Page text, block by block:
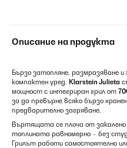
Описание на продукта
Бързо затопляне, размразяване
компактен уред. Klarstein Julieta
мощност с интегриран грил от
за да превърне всяко бързо
предварително загряване.
Въртящата се плоча от закалено
топлината равномерно – без
Грилът работи самостоятелно